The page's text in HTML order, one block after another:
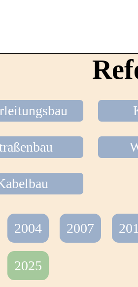
2004 2007
2025